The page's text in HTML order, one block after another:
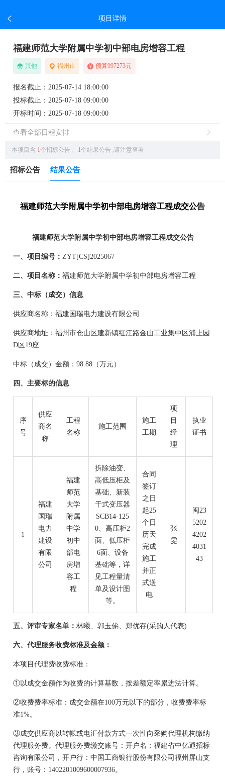
项目详情
福建师范大学附属中学初中部电房增容工程
其他 福州市 预算997273元
报名截止：2025-07-14 18:00:00
投标截止：2025-07-18 09:00:00
开标时间：2025-07-18 09:00:00
查看全部日程安排
本项目含 1个招标公告 、 1个结果公告 ,请注意查看
招标公告 结果公告
福建师范大学附属中学初中部电房增容工程成交公告
福建师范大学附属中学初中部电房增容工程成交公告
一、项目编号： ZYT[CS]2025067
二、项目名称： 福建师范大学附属中学初中部电房增容工程
三、中标（成交）信息
供应商名称： 福建国瑞电力建设有限公司
供应商地址： 福州市仓山区建新镇红江路金山工业集中区浦上园
D区19座
中标（成交）金额： 98.88 （万元）
四、主要标的信息
序
号
供应
商名
称
工程
名称
施工范围
施工
工期
项
目
经
理
执业
证书
1
福建
国瑞
电力
建设
有限
公司
福建
师范
大学
附属
中学
初中
部电
房增
容工
程
拆除油变、
高低压柜及
基础、新装
干式变压器
SCB14-125
0、高压柜2
面、低压柜
6面、设备
基础等 ， 详
见工程量清
单及设计图
等。
合同
签订
之日
起25
个 日
历天
完成
施工
并正
式送
电
张
雯
闽23
5202
4202
4031
43
五、评审专家名单： 林曦、 郭玉俤、 郑优存(采购 人代表)
六、代理服务收费标准及金额：
本项目代理费收费标准：
①以成交金额作为收费的计算基数，按差额定率累进法计算。
②收费费率标准：成交金额在100万元以下的部分，收费费率标
准1%。
③成交供应商以转帐或电汇付款方式一次性向采购代理机构缴纳
代理服务费。代理服务费缴交账号：开户名：福建省中亿通招标
咨询有限公司，开户行：中国工商银行股份有限公司福州屏山支
行，账号：1402201009600007936。